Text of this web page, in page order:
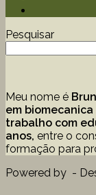
Pesquisar
Meu nome é
em
trabalho com
anos, entre o
formação para
Powered by -